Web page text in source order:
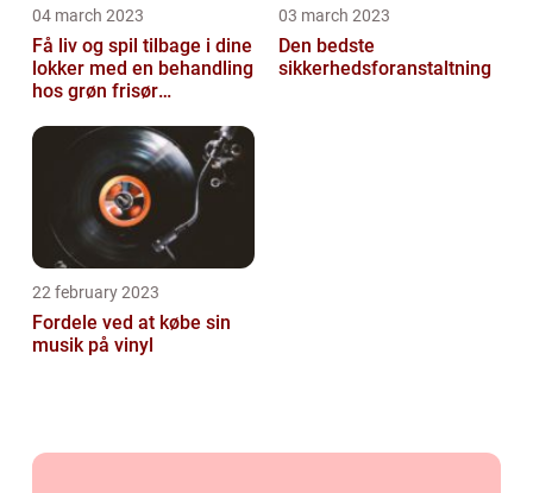
04 march 2023
Få liv og spil tilbage i dine
lokker med en behandling
hos grøn frisør
03 march 2023
Den bedste
sikkerhedsforanstaltning
22 february 2023
Fordele ved at købe sin
musik på vinyl